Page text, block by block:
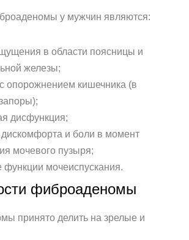
у мужчин являются:
в области поясницы и
железы;
опорожнением кишечника (в
дисфункция;
и боли в момент
мочевого пузыря;
мочеиспускания.
фиброаденомы
принято делить на зрелые и